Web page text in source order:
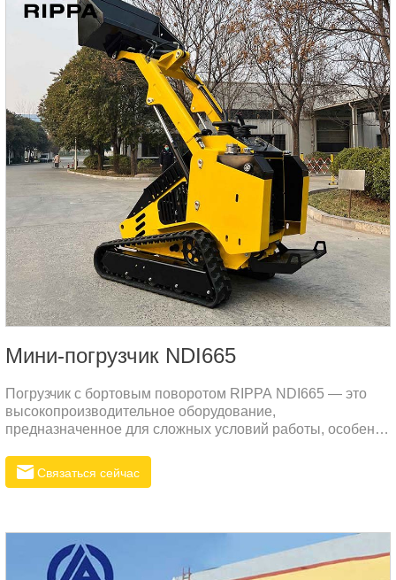
Мини-погрузчик NDI665
Погрузчик с бортовым поворотом RIPPA NDI665 — это
высокопроизводительное оборудование,
предназначенное для сложных условий работы, особенно
таких как Россия.
Связаться сейчас